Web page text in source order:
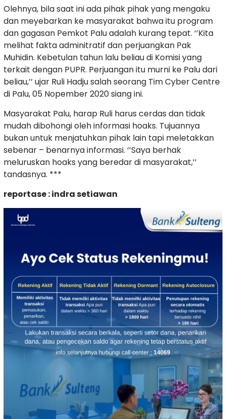
Olehnya, bila saat ini ada pihak pihak yang mengaku
dan meyebarkan ke masyarakat bahwa itu program
dan gagasan Pemkot Palu adalah kurang tepat. ‘’Kita
melihat fakta adminitratif dan perjuangkan Pak
Muhidin. Kebetulan tahun lalu beliau di Komisi yang
terkait dengan PUPR. Perjuangan itu murni ke Palu dari
beliau,’’ ujar Ruli Hadju salah seorang Tim Cyber Centre
di Palu, 05 Nopember 2020 siang ini.
Masyarakat Palu, harap Ruli harus cerdas dan tidak
mudah dibohongi oleh informasi hoaks. Tujuannya
bukan untuk menjatuhkan pihak lain tapi meletakkan
sebenar – benarnya informasi. ‘’Saya berhak
meluruskan hoaks yang beredar di masyarakat,’’
tandasnya. ***
reportase : indra setiawan